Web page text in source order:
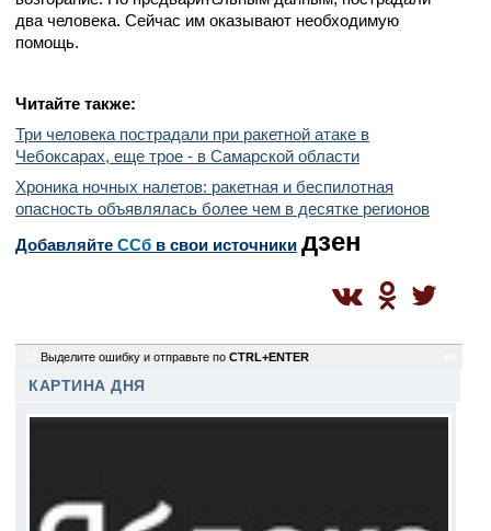
два человека. Сейчас им оказывают необходимую
помощь.
Читайте также:
Три человека пострадали при ракетной атаке в
Чебоксарах, еще трое - в Самарской области
Хроника ночных налетов: ракетная и беспилотная
опасность объявлялась более чем в десятке регионов
Добавляйте CСб в свои источники дзен
Выделите ошибку и отправьте по CTRL+ENTER
КАРТИНА ДНЯ